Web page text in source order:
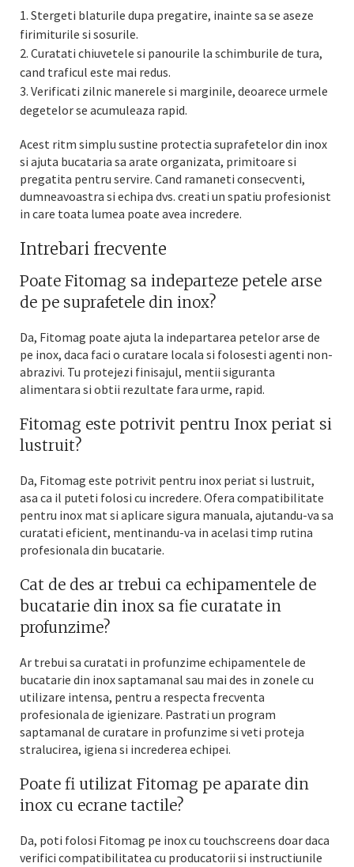
Stergeti blaturile dupa pregatire, inainte sa se aseze
firimiturile si sosurile.
Curatati chiuvetele si panourile la schimburile de tura,
cand traficul este mai redus.
Verificati zilnic manerele si marginile, deoarece urmele
degetelor se acumuleaza rapid.
Acest ritm simplu sustine protectia suprafetelor din inox
si ajuta bucataria sa arate organizata, primitoare si
pregatita pentru servire. Cand ramaneti consecventi,
dumneavoastra si echipa dvs. creati un spatiu profesionist
in care toata lumea poate avea incredere.
Intrebari frecvente
Poate Fitomag sa indeparteze petele arse
de pe suprafetele din inox?
Da, Fitomag poate ajuta la indepartarea petelor arse de
pe inox, daca faci o curatare locala si folosesti agenti non-
abrazivi. Tu protejezi finisajul, mentii siguranta
alimentara si obtii rezultate fara urme, rapid.
Fitomag este potrivit pentru Inox periat si
lustruit?
Da, Fitomag este potrivit pentru inox periat si lustruit,
asa ca il puteti folosi cu incredere. Ofera compatibilitate
pentru inox mat si aplicare sigura manuala, ajutandu-va sa
curatati eficient, mentinandu-va in acelasi timp rutina
profesionala din bucatarie.
Cat de des ar trebui ca echipamentele de
bucatarie din inox sa fie curatate in
profunzime?
Ar trebui sa curatati in profunzime echipamentele de
bucatarie din inox saptamanal sau mai des in zonele cu
utilizare intensa, pentru a respecta frecventa
profesionala de igienizare. Pastrati un program
saptamanal de curatare in profunzime si veti proteja
stralucirea, igiena si increderea echipei.
Poate fi utilizat Fitomag pe aparate din
inox cu ecrane tactile?
Da, poti folosi Fitomag pe inox cu touchscreens doar daca
verifici compatibilitatea cu producatorii si instructiunile